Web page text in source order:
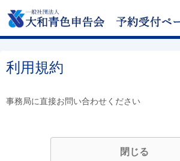
利用規約
事務局に直接お問い合わせください
閉じる